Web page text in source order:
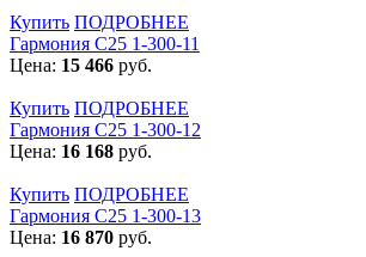
Купить ПОДРОБНЕЕ
Гармония С25 1-300-11
Цена: 15 466 руб.
Купить ПОДРОБНЕЕ
Гармония С25 1-300-12
Цена: 16 168 руб.
Купить ПОДРОБНЕЕ
Гармония С25 1-300-13
Цена: 16 870 руб.